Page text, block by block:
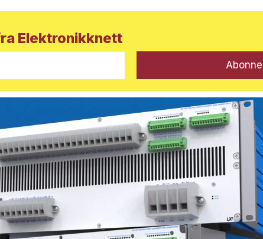
Elektronikknett